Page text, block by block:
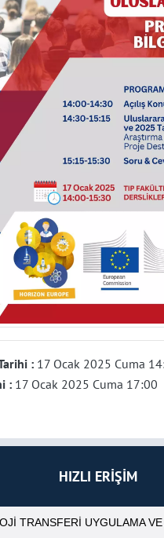
HIZLI ERİŞİM
TRANSFERİ UYGULAMA
: 17 Ocak 2025 Cuma
: 17 Ocak 2025 Cuma 17:00